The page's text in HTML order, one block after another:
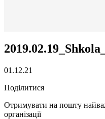
01.12.21
Поділитися
Отримувати на пошту
організації